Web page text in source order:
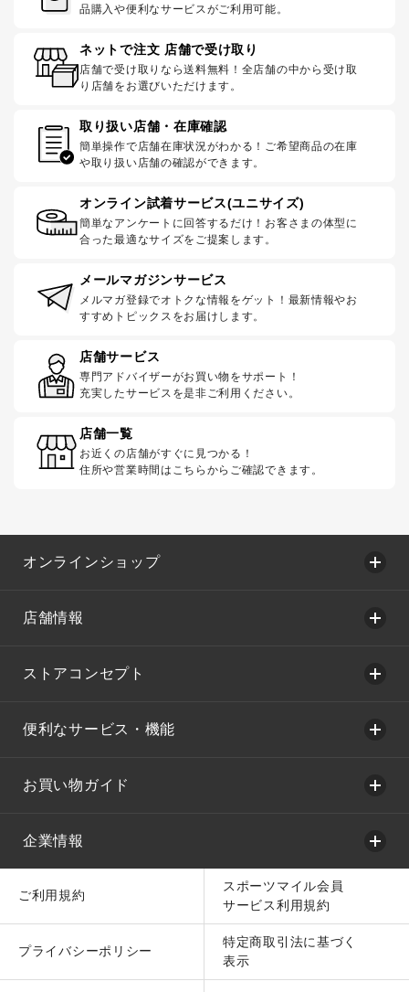
品購入や便利なサービスがご利用可能。
ネットで注文 店舗で受け取り
店舗で受け取りなら送料無料！全店舗の中から受け取
り店舗をお選びいただけます。
取り扱い店舗・在庫確認
簡単操作で店舗在庫状況がわかる！ご希望商品の在庫
や取り扱い店舗の確認ができます。
オンライン試着サービス(ユニサイズ)
簡単なアンケートに回答するだけ！お客さまの体型に
合った最適なサイズをご提案します。
メールマガジンサービス
メルマガ登録でオトクな情報をゲット！最新情報やお
すすめトピックスをお届けします。
店舗サービス
専門アドバイザーがお買い物をサポート！
充実したサービスを是非ご利用ください。
店舗一覧
お近くの店舗がすぐに見つかる！
住所や営業時間はこちらからご確認できます。
オンラインショップ
店舗情報
ストアコンセプト
便利なサービス・機能
お買い物ガイド
企業情報
ご利用規約
スポーツマイル会員
サービス利用規約
プライバシーポリシー
特定商取引法に基づく
表示